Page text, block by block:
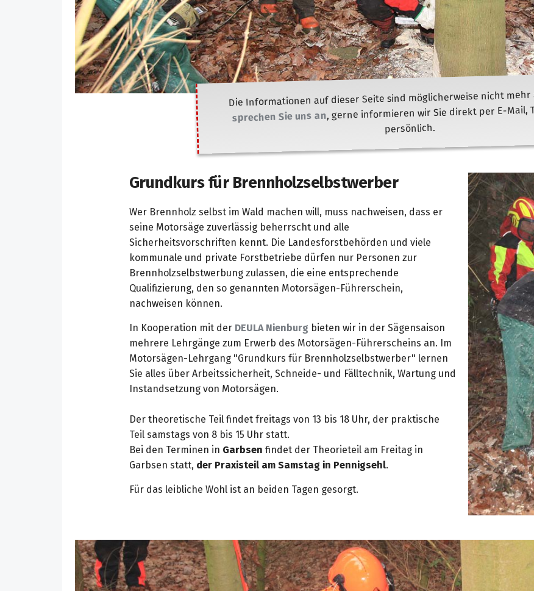
Die Informationen auf dieser Seite sind möglicherweise nicht
sprechen Sie uns an , gerne informieren wir Sie direkt per E-Mail,
persönlich.
Grundkurs für Brennholzselbstwerber
Wer Brennholz selbst im Wald machen will, muss nachweisen, dass er
seine Motorsäge zuverlässig beherrscht und alle
Sicherheitsvorschriften kennt. Die Landes­forstbehörden und viele
kommunale und private Forstbetriebe dürfen nur Personen zur
Brennholz­selbstwerbung zulassen, die eine entsprechende
Qualifizierung, den so genannten Motorsägen-Führer­schein,
nachweisen können.
In Kooperation mit der DEULA Nienburg bieten wir in der Sägensaison
mehrere Lehrgänge zum Erwerb des Motorsägen-Führerscheins an. Im
Motorsägen-Lehrgang "Grund­kurs für Brennholzselbstwerber" lernen
Sie alles über Arbeits­sicherheit, Schneide- und Fälltechnik, Wartung und
Instand­setzung von Motor­sägen.
Der theoretische Teil findet freitags von 13 bis 18 Uhr, der praktische
Teil samstags von 8 bis 15 Uhr statt.
Bei den Terminen in Garbsen findet der Theorieteil am Freitag in
Garbsen statt, der Praxisteil am Samstag in Pennigsehl.
Für das leibliche Wohl ist an beiden Tagen gesorgt.